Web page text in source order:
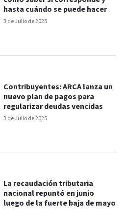
3 de Julio de 2025
hasta cuándo se puede hacer
3 de Julio de 2025
Contribuyentes: ARCA lanza un
nuevo plan de pagos para
regularizar deudas vencidas
La recaudación tributaria
nacional repuntó en junio
luego de la fuerte baja de mayo